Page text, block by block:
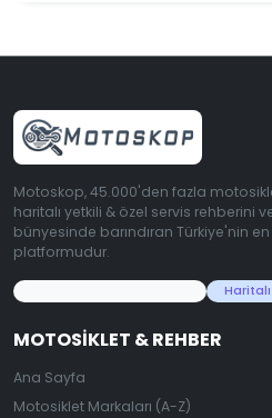
Motoskop, 45.000'den fazla
haritalı yetkili & özel servis rehberini
bünyesinde barındıran Türkiye'nin
platformudur.
MOTOSIKLET & REHBER
Ana Sayfa
Motosiklet Markaları (A-Z)